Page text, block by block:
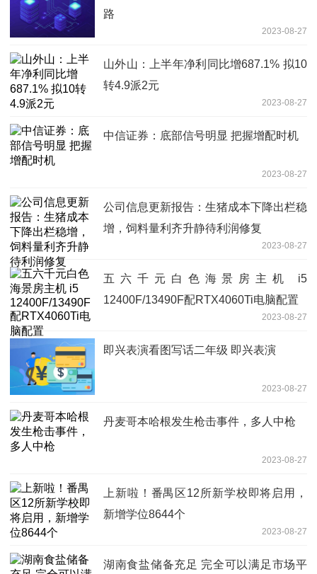
路
2023-08-27
山外山：上半年净利同比增687.1% 拟10
转4.9派2元
2023-08-27
中信证券：底部信号明显 把握增配时机
2023-08-27
公司信息更新报告：生猪成本下降出栏稳
增，饲料量利齐升静待利润修复
2023-08-27
五六千元白色海景房主机 i5
12400F/13490F配RTX4060Ti电脑配置
2023-08-27
即兴表演看图写话二年级 即兴表演
2023-08-27
丹麦哥本哈根发生枪击事件，多人中枪
2023-08-27
上新啦！番禺区12所新学校即将启用，
新增学位8644个
2023-08-27
湖南食盐储备充足 完全可以满足市场平